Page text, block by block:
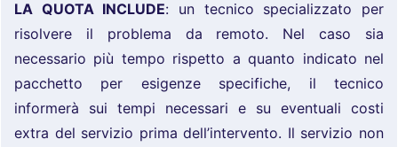
LA QUOTA INCLUDE: un tecnico specializzato per
risolvere il problema da remoto. Nel caso sia
necessario più tempo rispetto a quanto indicato nel
pacchetto per esigenze specifiche, il tecnico
informerà sui tempi necessari e su eventuali costi
extra del servizio prima dell’intervento. Il servizio non